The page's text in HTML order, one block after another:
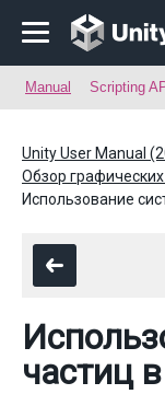
Manual Scripting
Unity User Manual
Обзор
Использование
частиц